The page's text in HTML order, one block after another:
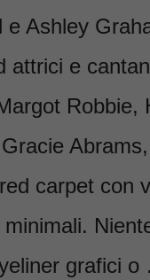
e Ashley
attrici e
Robbie,
carpet con
grafici